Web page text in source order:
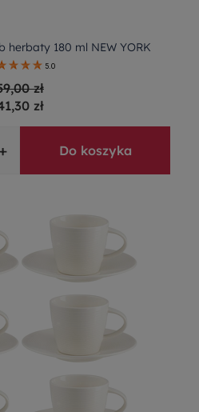
180 ml NEW YORK
5.0
zł
zł
+ Do koszyka